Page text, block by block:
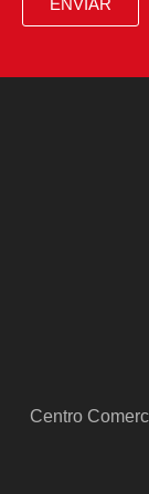
residencia
Centro